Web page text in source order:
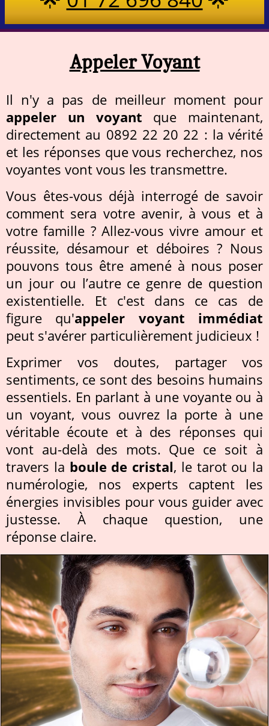
Appeler Voyant
Il n'y a pas de meilleur moment pour
appeler un voyant que maintenant,
directement au 0892 22 20 22 : la vérité
et les réponses que vous recherchez, nos
voyantes vont vous les transmettre.
Vous êtes-vous déjà interrogé de savoir
comment sera votre avenir, à vous et à
votre famille ? Allez-vous vivre amour et
réussite, désamour et déboires ? Nous
pouvons tous être amené à nous poser
un jour ou l’autre ce genre de question
existentielle. Et c'est dans ce cas de
figure qu'appeler voyant immédiat
peut s'avérer particulièrement judicieux !
Exprimer vos doutes, partager vos
sentiments, ce sont des besoins humains
essentiels. En parlant à une voyante ou à
un voyant, vous ouvrez la porte à une
véritable écoute et à des réponses qui
vont au-delà des mots. Que ce soit à
travers la boule de cristal, le tarot ou la
numérologie, nos experts captent les
énergies invisibles pour vous guider avec
justesse. À chaque question, une
réponse claire.